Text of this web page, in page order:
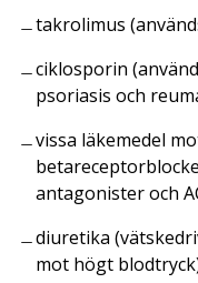
takrolimus
ciklosporin
psoriasis och
vissa läkemedel
antagonister och
diuretika
mot högt